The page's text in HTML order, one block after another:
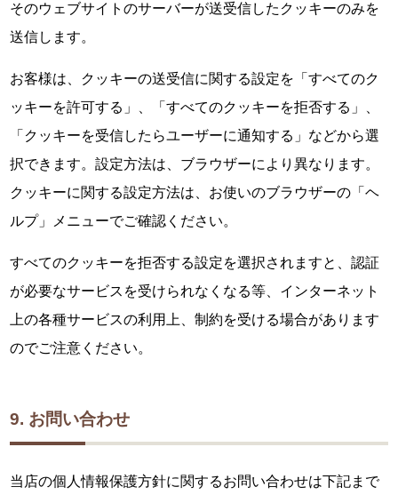
そのウェブサイトのサーバーが送受信したクッキーのみを
送信します。
お客様は、クッキーの送受信に関する設定を「すべてのク
ッキーを許可する」、「すべてのクッキーを拒否する」、
「クッキーを受信したらユーザーに通知する」などから選
択できます。設定方法は、ブラウザーにより異なります。
クッキーに関する設定方法は、お使いのブラウザーの「ヘ
ルプ」メニューでご確認ください。
すべてのクッキーを拒否する設定を選択されますと、認証
が必要なサービスを受けられなくなる等、インターネット
上の各種サービスの利用上、制約を受ける場合があります
のでご注意ください。
9. お問い合わせ
当店の個人情報保護方針に関するお問い合わせは下記まで